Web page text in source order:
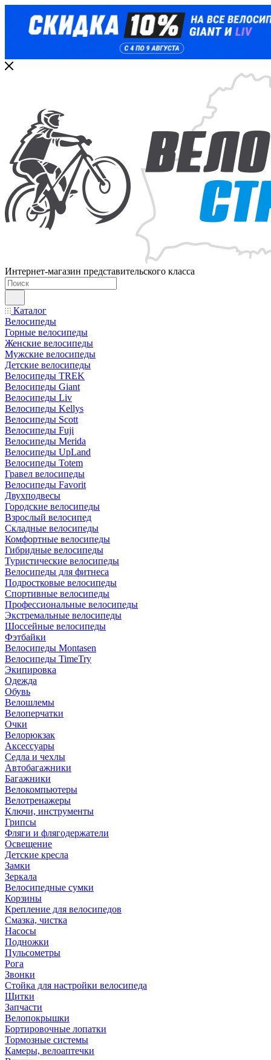
Интернет-магазин представительского класса
Каталог
Велосипеды
Горные велосипеды
Женские велосипеды
Мужские велосипеды
Детские велосипеды
Велосипеды TREK
Велосипеды Giant
Велосипеды Liv
Велосипеды Kellys
Велосипеды Scott
Велосипеды Fuji
Велосипеды Merida
Велосипеды UpLand
Велосипеды Totem
Гравел велосипеды
Велосипеды Favorit
Двухподвесы
Городские велосипеды
Взрослый велосипед
Складные велосипеды
Комфортные велосипеды
Гибридные велосипеды
Туристические велосипеды
Велосипеды для фитнеса
Подростковые велосипеды
Спортивные велосипеды
Профессиональные велосипеды
Экстремальные велосипеды
Шоссейные велосипеды
Фэтбайки
Велосипеды Montasen
Велосипеды TimeTry
Экипировка
Одежда
Обувь
Велошлемы
Велоперчатки
Очки
Велорюкзак
Аксессуары
Седла и чехлы
Автобагажники
Багажники
Велокомпьютеры
Велотренажеры
Ключи, инструменты
Грипсы
Фляги и флягодержатели
Освещение
Детские кресла
Замки
Зеркала
Велосипедные сумки
Корзины
Крепление для велосипедов
Смазка, чистка
Насосы
Подножки
Пульсометры
Рога
Звонки
Стойка для настройки велосипеда
Щитки
Запчасти
Велопокрышки
Бортировочные лопатки
Тормозные системы
Камеры, велоаптечки